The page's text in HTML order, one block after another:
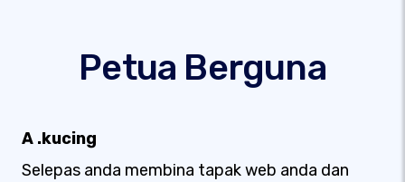
Petua Berguna
A .kucing
Selepas anda membina tapak web anda dan